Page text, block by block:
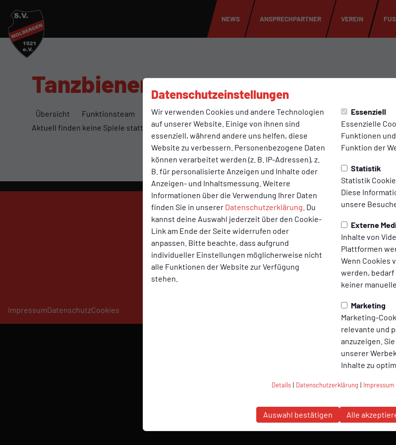
Datenschutzeinstellungen
Wir verwenden Cookies und andere Technologien
auf unserer Website. Einige von ihnen sind
essenziell, während andere uns helfen, diese
Website zu verbessern. Personenbezogene Daten
können verarbeitet werden (z. B. IP-Adressen), z.
B. für personalisierte Anzeigen und Inhalte oder
Anzeigen- und Inhaltsmessung. Weitere
Informationen über die Verwendung Ihrer Daten
finden Sie in unserer Datenschutzerklärung . Du
kannst deine Auswahl jederzeit über den Cookie-
Link am Ende der Seite widerrufen oder
anpassen. Bitte beachte, dass aufgrund
individueller Einstellungen möglicherweise nicht
alle Funktionen der Website zur Verfügung
stehen.
Essenziell
Essenzielle
Funktionen
Funktion der
Statistik
Statistik
Diese
unsere
Externe
Inhalte von
Plattformen
Wenn Cookies
werden,
keiner
Marketing
Marketing-
relevante und
anzuzeigen.
unserer
Inhalte zu
Details | Datenschutzerklärung | Impressum
Auswahl bestätigen Alle
NEWS ANSPRECHPARTNER VEREIN
Tanzbienen
Übersicht Funktionsteam Spielplan und Ergebnisse
Tabelle
Aktuell finden keine Spiele statt.
SV Molbergen
auf Social Media folgen
ImpressumDatenschutzCookies